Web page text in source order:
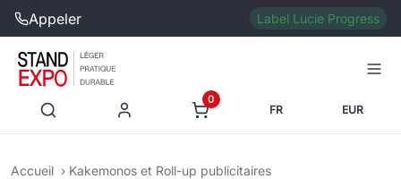
Appeler Label Lucie Progress
0
FR EUR
Accueil Kakemonos et Roll-up publicitaires